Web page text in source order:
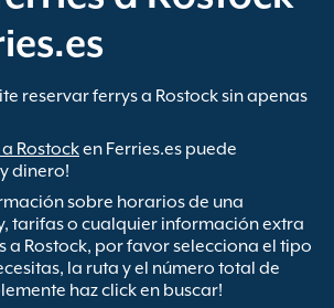
reservar ferrys a Rostock sin apenas
Rostocken Ferries.es puede
dinero!
sobre horarios de una
tarifas o cualquier información extra
a Rostock, por favor selecciona el tipo
la ruta y el número total de
haz click en buscar!